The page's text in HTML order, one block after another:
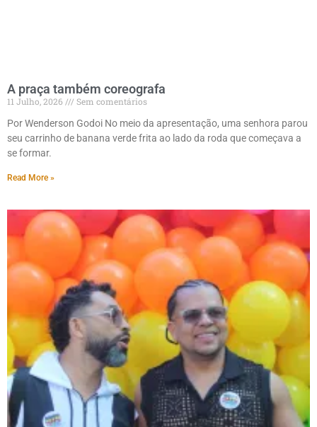
A praça também coreografa
11 Julho, 2026
Sem comentários
Por Wenderson Godoi No meio da apresentação, uma senhora parou
seu carrinho de banana verde frita ao lado da roda que começava a
se formar.
Read More »